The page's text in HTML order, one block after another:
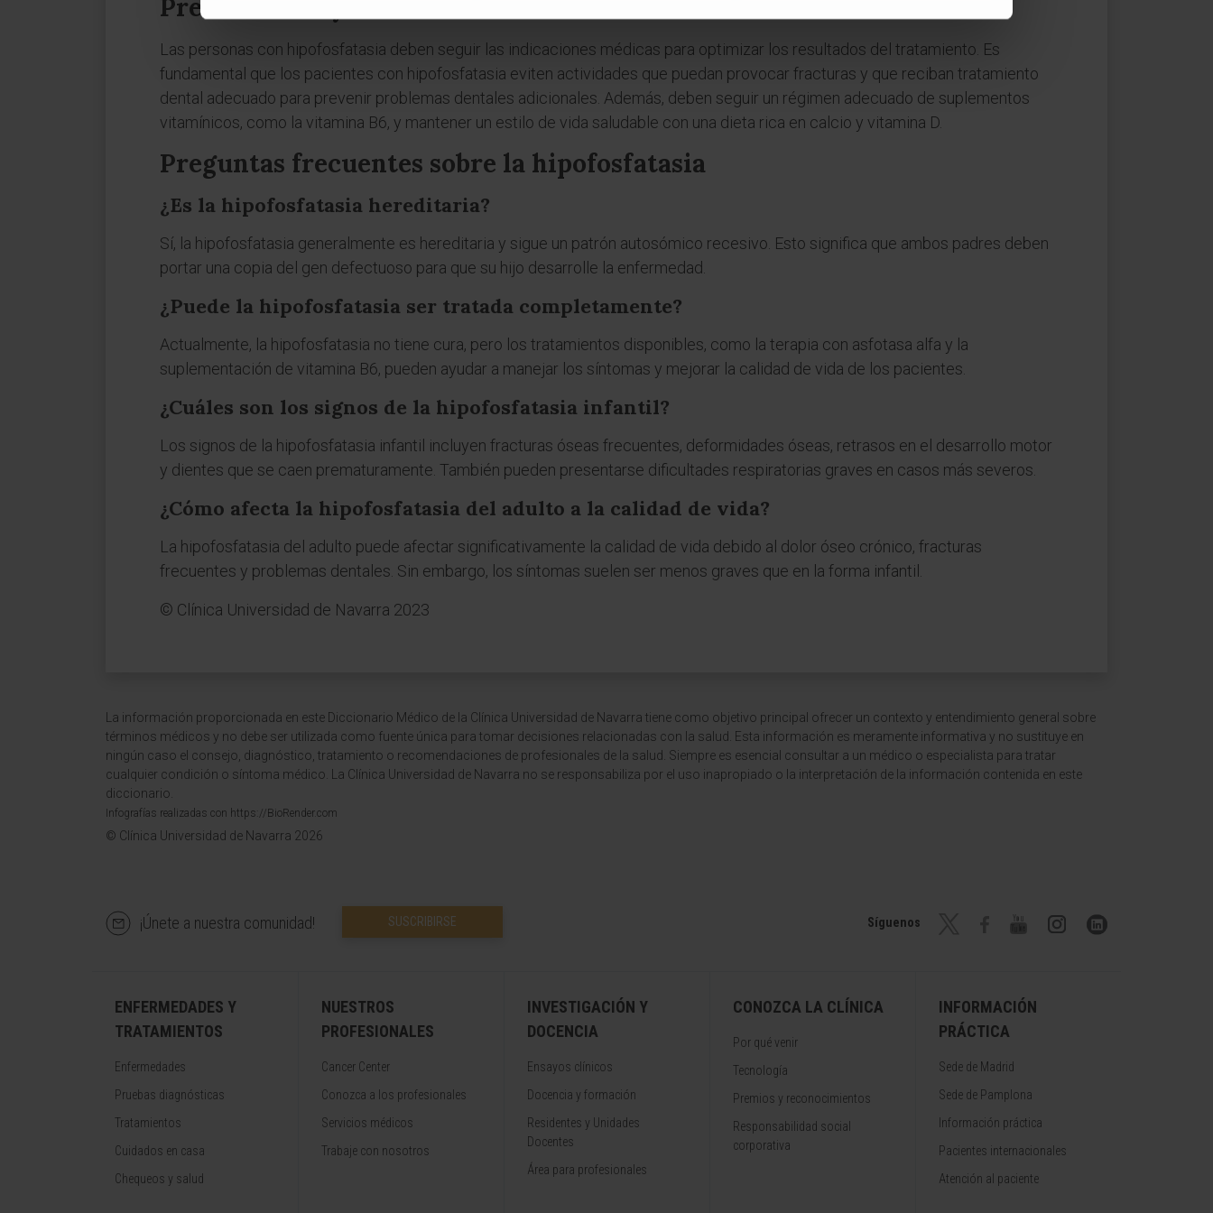
Precauciones y cuidados
Las personas con hipofosfatasia deben seguir las indicaciones médicas para optimizar los resultados del tratamiento. Es
fundamental que los pacientes con hipofosfatasia eviten actividades que puedan provocar fracturas y que reciban tratamiento
dental adecuado para prevenir problemas dentales adicionales. Además, deben seguir un régimen adecuado de suplementos
vitamínicos, como la vitamina B6, y mantener un estilo de vida saludable con una dieta rica en calcio y vitamina D.
Preguntas frecuentes sobre la hipofosfatasia
¿Es la hipofosfatasia hereditaria?
Sí, la hipofosfatasia generalmente es hereditaria y sigue un patrón autosómico recesivo. Esto significa que ambos padres deben
portar una copia del gen defectuoso para que su hijo desarrolle la enfermedad.
¿Puede la hipofosfatasia ser tratada completamente?
Actualmente, la hipofosfatasia no tiene cura, pero los tratamientos disponibles, como la terapia con asfotasa alfa y la
suplementación de vitamina B6, pueden ayudar a manejar los síntomas y mejorar la calidad de vida de los pacientes.
¿Cuáles son los signos de la hipofosfatasia infantil?
Los signos de la hipofosfatasia infantil incluyen fracturas óseas frecuentes, deformidades óseas, retrasos en el desarrollo motor
y dientes que se caen prematuramente. También pueden presentarse dificultades respiratorias graves en casos más severos.
¿Cómo afecta la hipofosfatasia del adulto a la calidad de vida?
La hipofosfatasia del adulto puede afectar significativamente la calidad de vida debido al dolor óseo crónico, fracturas
frecuentes y problemas dentales. Sin embargo, los síntomas suelen ser menos graves que en la forma infantil.
© Clínica Universidad de Navarra 2023
La información proporcionada en este Diccionario Médico de la Clínica Universidad de Navarra tiene como objetivo principal ofrecer un contexto y entendimiento general sobre
términos médicos y no debe ser utilizada como fuente única para tomar decisiones relacionadas con la salud. Esta información es meramente informativa y no sustituye en
ningún caso el consejo, diagnóstico, tratamiento o recomendaciones de profesionales de la salud. Siempre es esencial consultar a un médico o especialista para tratar
cualquier condición o síntoma médico. La Clínica Universidad de Navarra no se responsabiliza por el uso inapropiado o la interpretación de la información contenida en este
diccionario.
Infografías realizadas con https://BioRender.com
© Clínica Universidad de Navarra 2026
¡Únete a nuestra comunidad! SUSCRIBIRSE Síguenos
ENFERMEDADES Y
TRATAMIENTOS
Enfermedades
Pruebas diagnósticas
Tratamientos
Cuidados en casa
Chequeos y salud
NUESTROS
PROFESIONALES
Cancer Center
Conozca a los profesionales
Servicios médicos
Trabaje con nosotros
INVESTIGACIÓN Y
DOCENCIA
Ensayos clínicos
Docencia y formación
Residentes y Unidades
Docentes
Área para profesionales
CONOZCA LA CLÍNICA
Por qué venir
Tecnología
Premios y reconocimientos
Responsabilidad social
corporativa
INFORMACIÓN
PRÁCTICA
Sede de Madrid
Sede de Pamplona
Información práctica
Pacientes internacionales
Atención al paciente